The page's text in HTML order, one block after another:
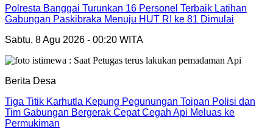
Polresta Banggai Turunkan 16 Personel Terbaik Latihan
Gabungan Paskibraka Menuju HUT RI ke 81 Dimulai
Sabtu, 8 Agu 2026 - 00:20 WITA
Berita Desa
Tiga Titik Karhutla Kepung Pegunungan Toipan Polisi dan
Tim Gabungan Bergerak Cepat Cegah Api Meluas ke
Permukiman